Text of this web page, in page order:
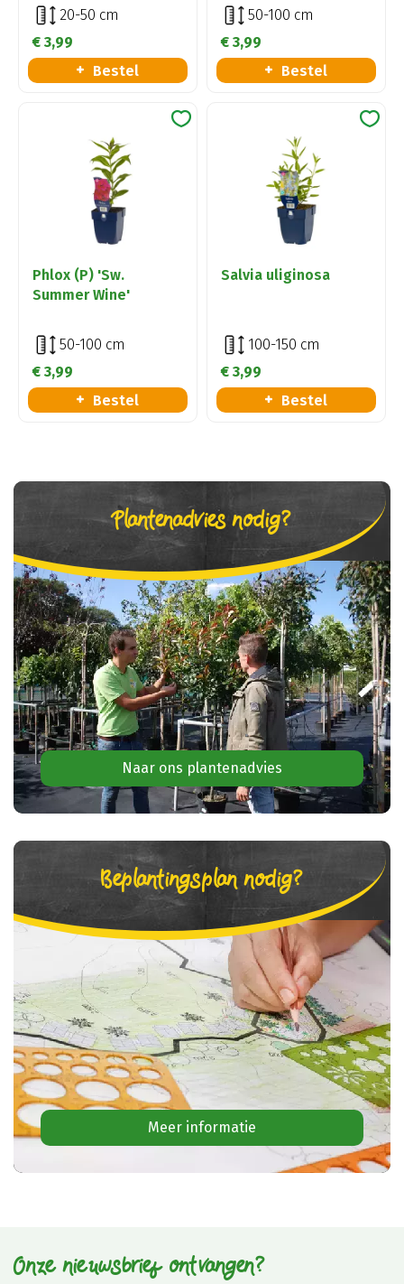
20-50 cm
€ 3,99
Bestel
50-100 cm
€ 3,99
Bestel
Phlox (P) 'Sw.
Summer Wine'
50-100 cm
€ 3,99
Bestel
Salvia uliginosa
100-150 cm
€ 3,99
Bestel
Plantenadvies nodig?
Naar ons plantenadvies
Beplantingsplan nodig?
Meer informatie
Onze nieuwsbrief ontvangen?